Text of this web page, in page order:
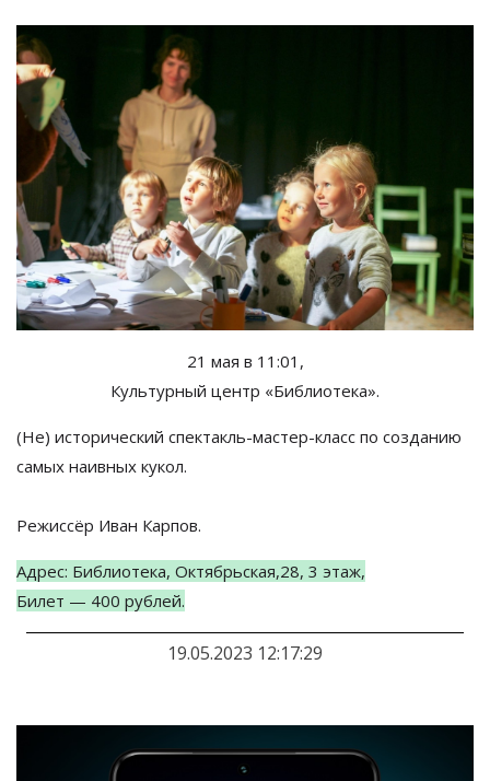
21 мая в 11:01,
Культурный центр «Библиотека».
(Не) исторический спектакль-мастер-класс по созданию
самых наивных кукол.
Режиссёр Иван Карпов.
Адрес: Библиотека, Октябрьская,28, 3 этаж,
Билет — 400 рублей.
19.05.2023 12:17:29